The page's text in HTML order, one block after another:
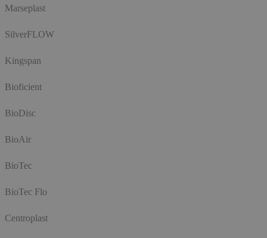
Marseplast
SilverFLOW
Kingspan
Bioficient
BioDisc
BioAir
BioTec
BioTec Flo
Centroplast